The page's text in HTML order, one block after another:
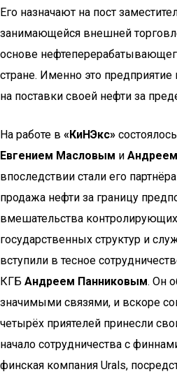
Его назначают на пост
занимающейся внешней
основе
стране. Именно это
на поставки своей нефти за
На работе в «КиНЭкс»
Евгением Масловым и
впоследствии стали его
продажа нефти за границу
вмешательства
государственных структур и
вступили в тесное
КГБ Андреем Панниковым. Он
значимыми связями, и вскоре
четырёх приятелей принесли
начало сотрудничества с
финская компания Urals,